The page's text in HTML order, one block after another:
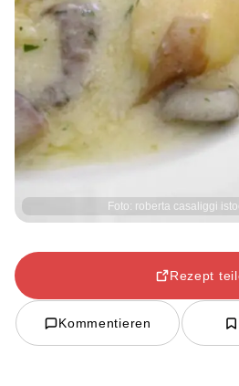
Foto: roberta casaliggi
Rezept
Kommentieren